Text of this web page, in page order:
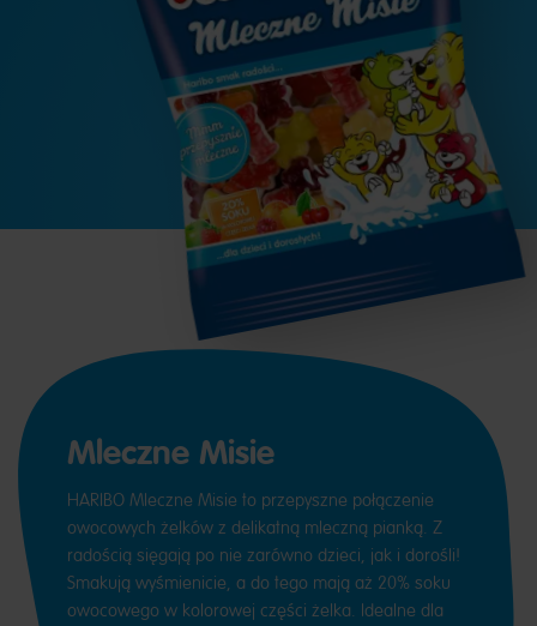
Mleczne Misie
HARIBO Mleczne Misie to przepyszne połączenie
owocowych żelków z delikatną mleczną pianką. Z
radością sięgają po nie zarówno dzieci, jak i dorośli!
Smakują wyśmienicie, a do tego mają aż 20% soku
owocowego w kolorowej części żelka. Idealne dla